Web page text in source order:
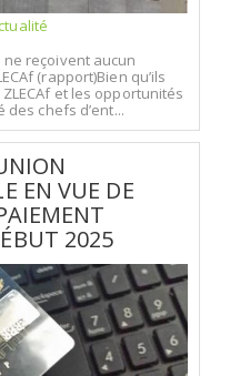
ne reçoivent aucun
(rapport)Bien qu’ils
et les opportunités
des chefs d’ent...
EN VUE DE
2025